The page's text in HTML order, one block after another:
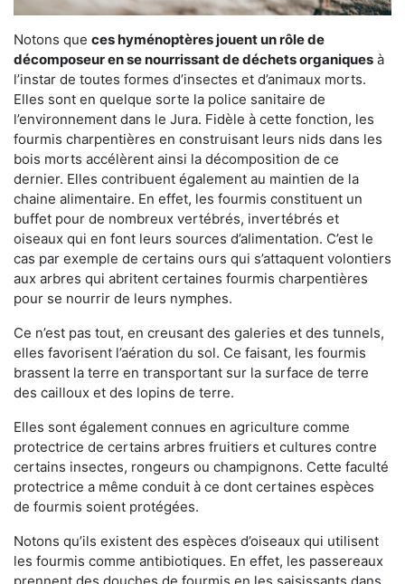
Notons que ces hyménoptères jouent un rôle de
décomposeur en se nourrissant de déchets organiques à
l’instar de toutes formes d’insectes et d’animaux morts.
Elles sont en quelque sorte la police sanitaire de
l’environnement dans le Jura. Fidèle à cette fonction, les
fourmis charpentières en construisant leurs nids dans les
bois morts accélèrent ainsi la décomposition de ce
dernier. Elles contribuent également au maintien de la
chaine alimentaire. En effet, les fourmis constituent un
buffet pour de nombreux vertébrés, invertébrés et
oiseaux qui en font leurs sources d’alimentation. C’est le
cas par exemple de certains ours qui s’attaquent volontiers
aux arbres qui abritent certaines fourmis charpentières
pour se nourrir de leurs nymphes.
Ce n’est pas tout, en creusant des galeries et des tunnels,
elles favorisent l’aération du sol. Ce faisant, les fourmis
brassent la terre en transportant sur la surface de terre
des cailloux et des lopins de terre.
Elles sont également connues en agriculture comme
protectrice de certains arbres fruitiers et cultures contre
certains insectes, rongeurs ou champignons. Cette faculté
protectrice a même conduit à ce dont certaines espèces
de fourmis soient protégées.
Notons qu’ils existent des espèces d’oiseaux qui utilisent
les fourmis comme antibiotiques. En effet, les passereaux